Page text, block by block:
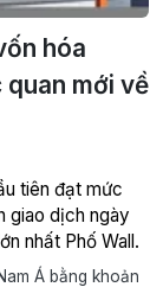
hóa
mới về
tiên đạt mức
giao dịch ngày
nhất Phố Wall.
Á bằng khoản